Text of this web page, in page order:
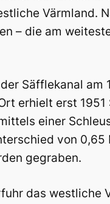
Värmland.
– die am
Säfflekanal am
erhielt erst
einer
von
gegraben.
das westliche